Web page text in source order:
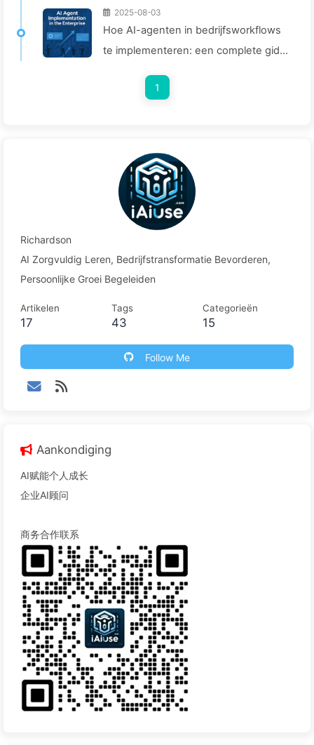
2025-08-03
Hoe AI-agenten in bedrijfsworkflows
te implementeren: een complete gids
1
Richardson
AI Zorgvuldig Leren, Bedrijfstransformatie Bevorderen,
Persoonlijke Groei Begeleiden
Artikelen
17
Tags
43
Categorieën
15
Follow Me
Aankondiging
AI赋能个人成长
企业AI顾问
商务合作联系